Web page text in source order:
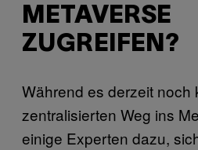
METAVERSE
ZUGREIFEN?
Während es derzeit noch
zentralisierten Weg ins
einige Experten dazu,